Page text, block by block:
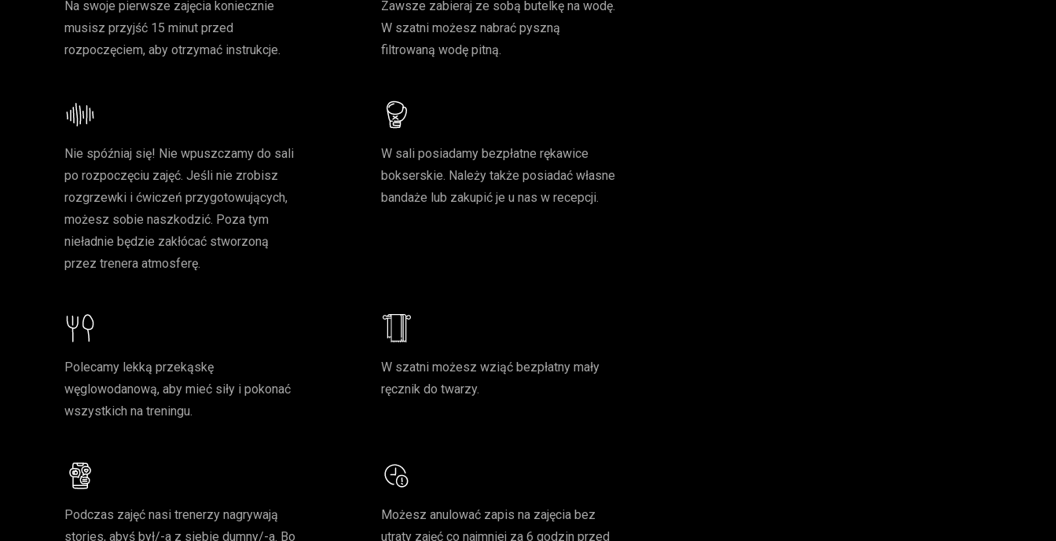
Na swoje pierwsze zajęcia koniecznie
musisz przyjść 15 minut przed
rozpoczęciem, aby otrzymać instrukcje.
Zawsze zabieraj ze sobą butelkę na wodę.
W szatni możesz nabrać pyszną
filtrowaną wodę pitną.
Nie spóźniaj się! Nie wpuszczamy do sali
po rozpoczęciu zajęć. Jeśli nie zrobisz
rozgrzewki i ćwiczeń przygotowujących,
możesz sobie naszkodzić. Poza tym
nieładnie będzie zakłócać stworzoną
przez trenera atmosferę.
W sali posiadamy bezpłatne rękawice
bokserskie. Należy także posiadać własne
bandaże lub zakupić je u nas w recepcji.
Polecamy lekką przekąskę
węglowodanową, aby mieć siły i pokonać
wszystkich na treningu.
W szatni możesz wziąć bezpłatny mały
ręcznik do twarzy.
Podczas zajęć nasi trenerzy nagrywają
stories, abyś był/-a z siebie dumny/-a. Bo
Możesz anulować zapis na zajęcia bez
utraty zajęć co najmniej za 6 godzin przed